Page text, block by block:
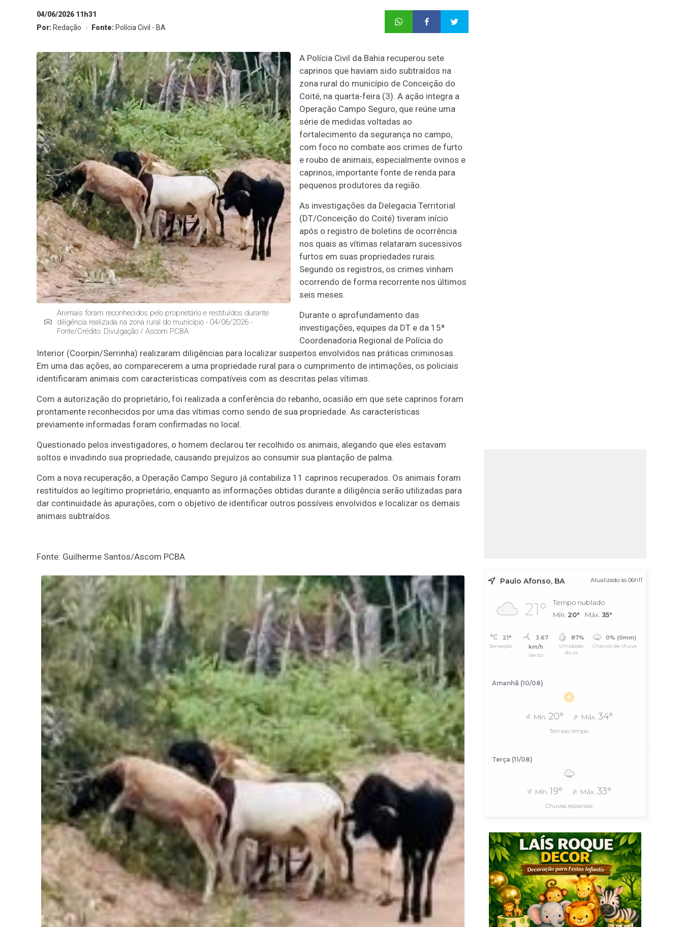
04/06/2026 11h31
Por: Redação Fonte: Polícia Civil - BA
Animais foram reconhecidos pelo proprietário e restituídos durante
diligência realizada na zona rural do município - 04/06/2026 -
Fonte/Crédito: Divulgação / Ascom PCBA
A Polícia Civil da Bahia recuperou sete
caprinos que haviam sido subtraídos na
zona rural do município de Conceição do
Coité, na quarta-feira (3). A ação integra a
Operação Campo Seguro, que reúne uma
série de medidas voltadas ao
fortalecimento da segurança no campo,
com foco no combate aos crimes de furto
e roubo de animais, especialmente ovinos e
caprinos, importante fonte de renda para
pequenos produtores da região.
As investigações da Delegacia Territorial
(DT/Conceição do Coité) tiveram início
após o registro de boletins de ocorrência
nos quais as vítimas relataram sucessivos
furtos em suas propriedades rurais.
Segundo os registros, os crimes vinham
ocorrendo de forma recorrente nos últimos
seis meses.
Durante o aprofundamento das
investigações, equipes da DT e da 15ª
Coordenadoria Regional de Polícia do
Interior (Coorpin/Serrinha) realizaram diligências para localizar suspeitos envolvidos nas práticas criminosas.
Em uma das ações, ao comparecerem a uma propriedade rural para o cumprimento de intimações, os policiais
identificaram animais com características compatíveis com as descritas pelas vítimas.
Com a autorização do proprietário, foi realizada a conferência do rebanho, ocasião em que sete caprinos foram
prontamente reconhecidos por uma das vítimas como sendo de sua propriedade. As características
previamente informadas foram confirmadas no local.
Questionado pelos investigadores, o homem declarou ter recolhido os animais, alegando que eles estavam
soltos e invadindo sua propriedade, causando prejuízos ao consumir sua plantação de palma.
Com a nova recuperação, a Operação Campo Seguro já contabiliza 11 caprinos recuperados. Os animais foram
restituídos ao legítimo proprietário, enquanto as informações obtidas durante a diligência serão utilizadas para
dar continuidade às apurações, com o objetivo de identificar outros possíveis envolvidos e localizar os demais
animais subtraídos.
Fonte: Guilherme Santos/Ascom PCBA
Paulo Afonso, BA Atualizado às 06h11
21°
Tempo nublado
Mín. 20° Máx. 35°
21°
Sensação
3.67
km/h
Vento
87%
Umidade
do ar
0% (0mm)
Chance de chuva
Amanhã (10/08)
Mín. 20° Máx.34°
Tempo limpo
Terça (11/08)
Mín. 19° Máx.33°
Chuvas esparsas